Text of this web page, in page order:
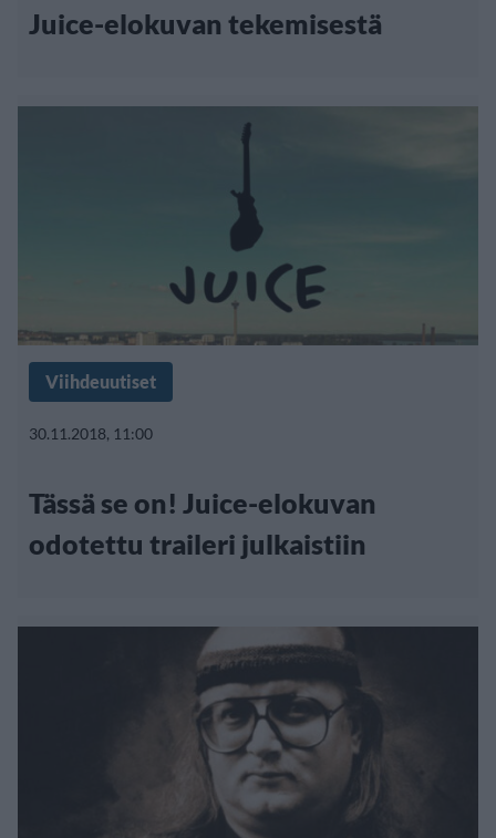
Juice-elokuvan tekemisestä
Viihdeuutiset
30.11.2018, 11:00
Tässä se on! Juice-elokuvan
odotettu traileri julkaistiin